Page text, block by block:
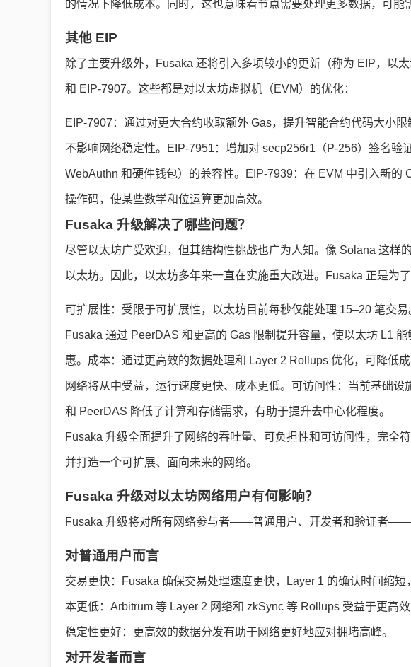
的情况下降低成本。同时，这也意味着节点需要处理更多数据，可能
其他 EIP
除了主要升级外，Fusaka 还将引入多项较小的更新（称为 EIP，以
和 EIP-7907。这些都是对以太坊虚拟机（EVM）的优化：
EIP-7907：通过对更大合约收取额外 Gas，提升智能合约代码大小
不影响网络稳定性。EIP-7951：增加对 secp256r1（P-256）签名验
WebAuthn 和硬件钱包）的兼容性。EIP-7939：在 EVM 中引入新的
操作码，使某些数学和位运算更加高效。
Fusaka 升级解决了哪些问题？
尽管以太坊广受欢迎，但其结构性挑战也广为人知。像 Solana 这样
以太坊。因此，以太坊多年来一直在实施重大改进。Fusaka 正是为
可扩展性：受限于可扩展性，以太坊目前每秒仅能处理 15–20 笔交
Fusaka 通过 PeerDAS 和更高的 Gas 限制提升容量，使以太坊 L1
惠。成本：通过更高效的数据处理和 Layer 2 Rollups 优化，可降低
网络将从中受益，运行速度更快、成本更低。可访问性：当前基础
和 PeerDAS 降低了计算和存储需求，有助于提升去中心化程度。
Fusaka 升级全面提升了网络的吞吐量、可负担性和可访问性，完全
并打造一个可扩展、面向未来的网络。
Fusaka 升级对以太坊网络用户有何影响？
Fusaka 升级将对所有网络参与者——普通用户、开发者和验证者——
对普通用户而言
交易更快：Fusaka 确保交易处理速度更快，Layer 1 的确认时间缩
本更低：Arbitrum 等 Layer 2 网络和 zkSync 等 Rollups 受益于更高
稳定性更好：更高效的数据分发有助于网络更好地应对拥堵高峰。
对开发者而言